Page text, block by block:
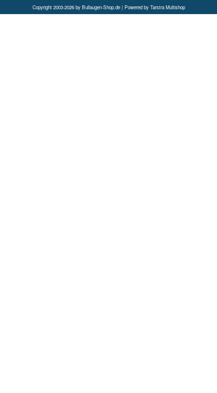
Copyright 2003-2026 by Bullaugen-Shop.de | Powered by Tarstra Multishop